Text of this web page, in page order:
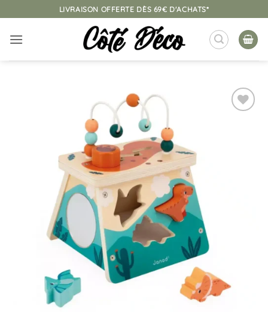
au
contenu
LIVRAISON OFFERTE DÈS 69€ D'ACHATS*